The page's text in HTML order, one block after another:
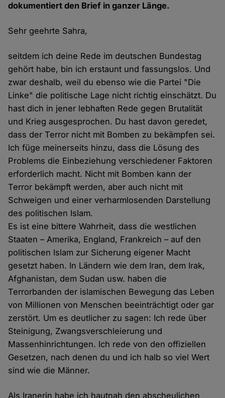
dokumentiert den Brief in ganzer Länge.
Sehr geehrte Sahra,
seitdem ich deine Rede im deutschen Bundestag
gehört habe, bin ich erstaunt und fassungslos. Und
zwar deshalb, weil du ebenso wie die Partei "Die
Linke" die politische Lage nicht richtig einschätzt. Du
hast dich in jener lebhaften Rede gegen Brutalität
und Krieg ausgesprochen. Du hast davon geredet,
dass der Terror nicht mit Bomben zu bekämpfen sei.
Ich füge meinerseits hinzu, dass die Lösung des
Problems die Einbeziehung verschiedener Faktoren
erforderlich macht. Nicht mit Bomben kann der
Terror bekämpft werden, aber auch nicht mit
Schweigen und einer verharmlosenden Darstellung
des politischen Islam.
Es ist eine bittere Wahrheit, dass die westlichen
Staaten – Amerika, England, Frankreich – auf den
politischen Islam zur Sicherung eigener Macht
gesetzt haben. In Ländern wie dem Iran, dem Irak,
Afghanistan, dem Sudan usw. haben die
Terrorbanden der islamischen Bewegung das Leben
von Millionen von Menschen beeinträchtigt oder gar
zerstört. Um es deutlicher zu sagen: Ich rede über
Steinigung, Zwangsverschleierung und
Massenhinrichtungen. Ich rede von den offiziellen
Gesetzen, nach denen du und ich halb so viel Wert
sind wie die Männer.
Als Iranerin habe ich hautnah den abscheulichen